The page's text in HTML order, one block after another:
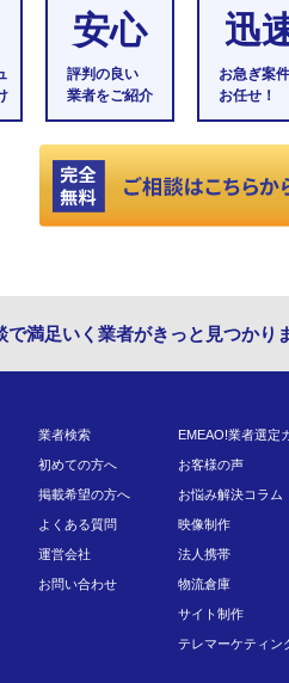
安心
評判の良い
業者をご紹介
迅
お急ぎ案
お任せ！
満足いく業者がきっと見つかり
業者検索
初めての方へ
掲載希望の方へ
よくある質問
運営会社
お問い合わせ
EMEAO!業者選定
お客様の声
お悩み解決コラム
映像制作
法人携帯
物流倉庫
サイト制作
テレマーケティン